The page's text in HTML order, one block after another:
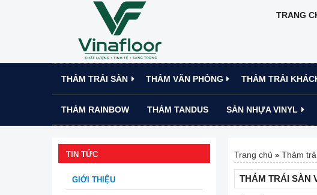
TRANG
THẢM TRẢI SÀN THẢM VĂN PHÒNG THẢM TRẢI
THẢM RAINBOW THẢM TANDUS SÀN NHỰA VINYL
Trang chủ » Thảm
THẢM TRẢI SÀN
TIN TỨC
GIỚI THIỆU